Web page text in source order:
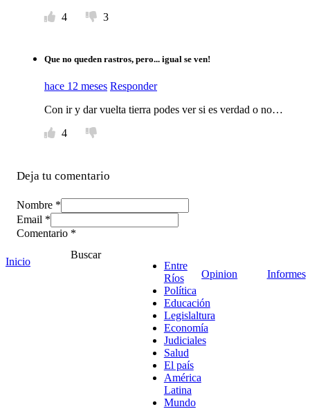
4
3
Que no queden rastros, pero... igual se ven!
hace 12 meses Responder
Con ir y dar vuelta tierra podes ver si es verdad o no…
4
Deja tu comentario
Nombre *
Email *
Comentario *
Inicio
Buscar
Entre
Ríos
Política
Educación
Legislaltura
Economía
Judiciales
Salud
El país
América
Latina
Mundo
Opinion Informes